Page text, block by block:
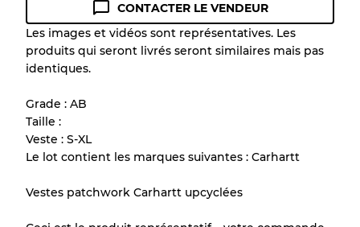
Guide des conditions
Tous les produits incluent un niveau de
qualité pour comprendre l'état et l'apparence
en raison de la vente en gros
Notre système à 3 niveaux
CONTACTER LE VENDEUR
Les images et vidéos sont représentatives. Les
produits qui seront livrés seront similaires mais pas
identiques.
Grade : AB
Taille :
Veste : S-XL
Le lot contient les marques suivantes : Carhartt
Vestes patchwork Carhartt upcyclées